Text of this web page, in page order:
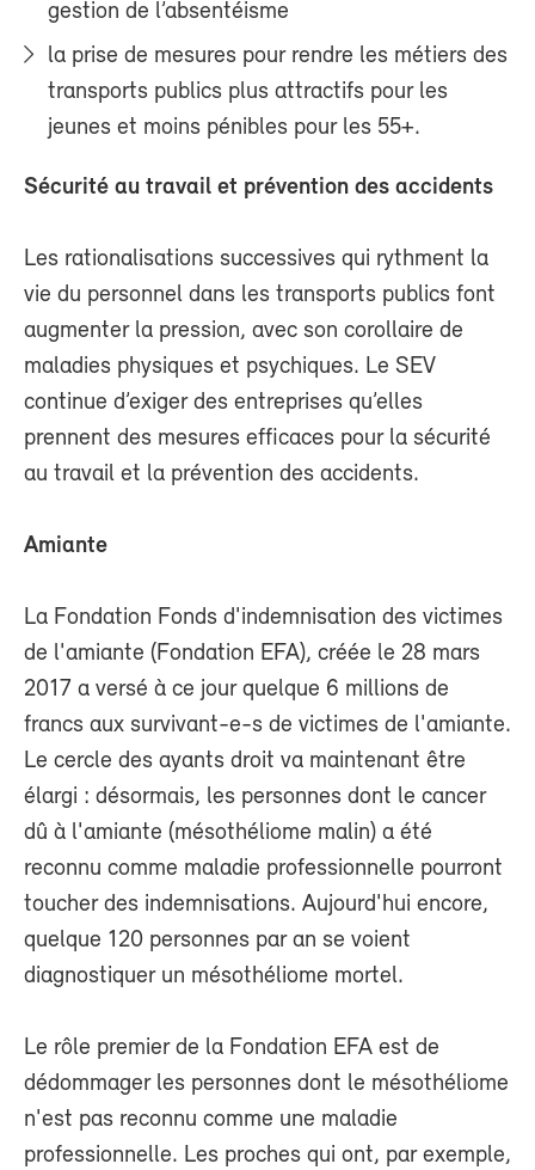
gestion de l’absentéisme
la prise de mesures pour rendre les métiers des
transports publics plus attractifs pour les
jeunes et moins pénibles pour les 55+.
Sécurité au travail et prévention des accidents
Les rationalisations successives qui rythment la
vie du personnel dans les transports publics font
augmenter la pression, avec son corollaire de
maladies physiques et psychiques. Le SEV
continue d’exiger des entreprises qu’elles
prennent des mesures efficaces pour la sécurité
au travail et la prévention des accidents.
Amiante
La Fondation Fonds d'indemnisation des victimes
de l'amiante (Fondation EFA), créée le 28 mars
2017 a versé à ce jour quelque 6 millions de
francs aux survivant-e-s de victimes de l'amiante.
Le cercle des ayants droit va maintenant être
élargi : désormais, les personnes dont le cancer
dû à l'amiante (mésothéliome malin) a été
reconnu comme maladie professionnelle pourront
toucher des indemnisations. Aujourd'hui encore,
quelque 120 personnes par an se voient
diagnostiquer un mésothéliome mortel.
Le rôle premier de la Fondation EFA est de
dédommager les personnes dont le mésothéliome
n'est pas reconnu comme une maladie
professionnelle. Les proches qui ont, par exemple,